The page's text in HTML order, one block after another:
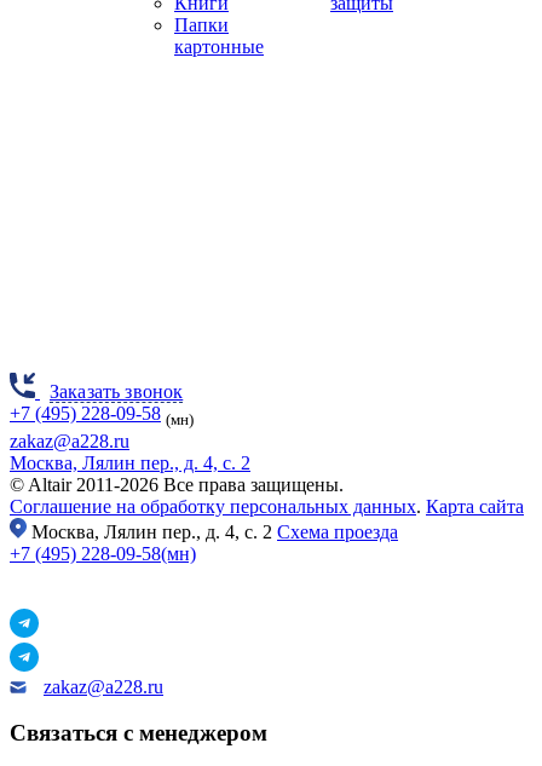
Папки
картонные
Заказать звонок
+7 (495) 228-09-58 (мн)
zakaz@a228.ru
Москва, Лялин пер., д. 4, с. 2
© Altair 2011-2026 Все права защищены.
Соглашение на обработку персональных данных. Карта сайта
Москва, Лялин пер., д. 4, с. 2 Схема проезда
+7 (495) 228-09-58(мн)
zakaz@a228.ru
Связаться с менеджером